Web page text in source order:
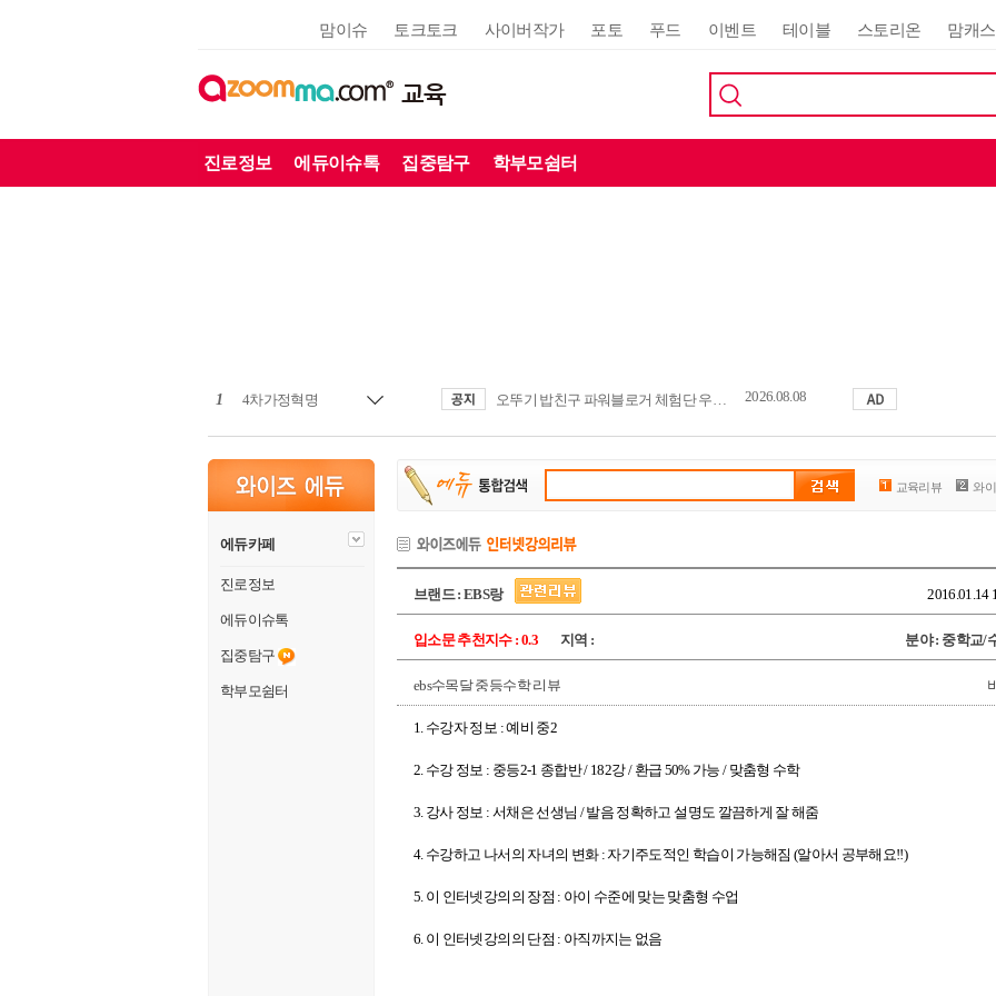
맘이슈 토크토크 사이버작가 포토 푸드 이벤트 테이블 스토리온 맘캐
교육
진로정보 에듀이슈톡 집중탐구 학부모쉼터
1 4차가정혁명 오뚜기 밥친구 파워블로거 체험단 우수활동자 발표 2026.08.08
에듀카페
진로정보
에듀이슈톡
집중탐구
학부모쉼터
교육리뷰 와
브랜드 : EBS랑 2016.01.14
입소문 추천지수 : 0.3 지역 : 분야 : 중학교/
ebs수목달 중등수학 리뷰
1. 수강자 정보 : 예비 중2
2. 수강 정보 : 중등2-1 종합반 / 182강 / 환급 50% 가능 / 맞춤형 수학
3. 강사 정보 : 서채은 선생님 / 발음 정확하고 설명도 깔끔하게 잘 해줌
4. 수강하고 나서의 자녀의 변화 : 자기주도적인 학습이 가능해짐 (알아서 공부해요!!)
5. 이 인터넷강의의 장점 : 아이 수준에 맞는 맞춤형 수업
6. 이 인터넷강의의 단점 : 아직까지는 없음